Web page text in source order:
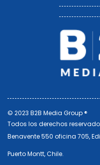
© 2023 B2B Media Group ®
Todos los derechos
Benavente 550 oficina 705,
Puerto Montt, Chile.